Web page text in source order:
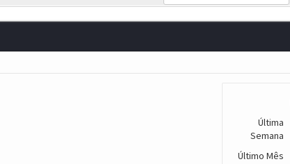
Última
Semana
Último Mês